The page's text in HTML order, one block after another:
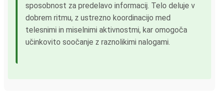
sposobnost za predelavo informacij. Telo deluje v
dobrem ritmu, z ustrezno koordinacijo med
telesnimi in miselnimi aktivnostmi, kar omogoča
učinkovito soočanje z raznolikimi nalogami.